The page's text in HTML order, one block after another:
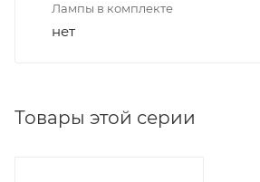
Лампы в комплекте
нет
Товары этой серии